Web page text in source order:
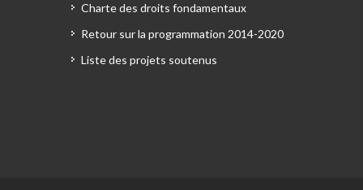
Charte des droits fondamentaux
Retour sur la programmation 2014-2020
Liste des projets soutenus